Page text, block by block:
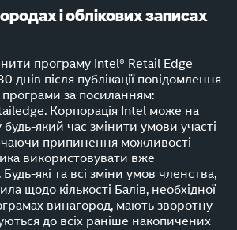
і облікових записах
програму Intel® Retail Edge
днів після публікації повідомлення
за посиланням:
Корпорація Intel може на
який час змінити умови участі
припинення можливості
використовувати вже
які та всі зміни умов членства,
щодо кількості Балів, необхідної
винагород, мають зворотну
до всіх раніше накопичених